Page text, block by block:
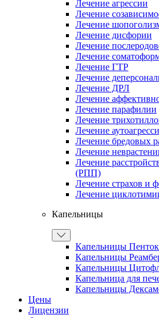
Лечение агрессии
Лечение
Лечение
Лечение дисфории
Лечение
Лечение
Лечение ГТР
Лечение
Лечение ДРЛ
Лечение
Лечение парафилии
Лечение
Лечение
Лечение бредовых
Лечение
Лечение
(РПП)
Лечение страхов и
Лечение
Капельницы
Капельницы
Капельницы
Капельницы
Капельница для
Капельницы
Цены
Лицензии